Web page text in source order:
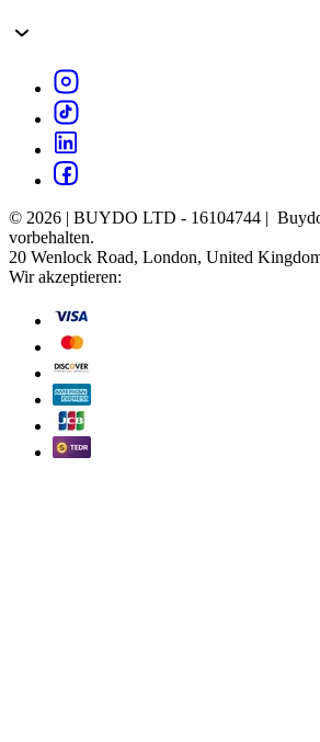
© 2026 | BUYDO LTD - 16104744 |
vorbehalten.
20 Wenlock Road, London, United
Wir akzeptieren: